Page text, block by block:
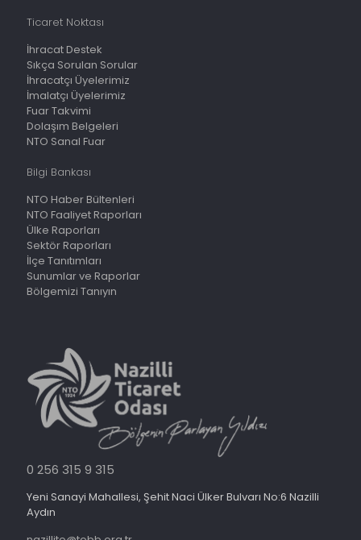
Ticaret Noktası
İhracat Destek
Sıkça Sorulan Sorular
İhracatçı Üyelerimiz
İmalatçı Üyelerimiz
Fuar Takvimi
Dolaşım Belgeleri
NTO Sanal Fuar
Bilgi Bankası
NTO Haber Bültenleri
NTO Faaliyet Raporları
Ülke Raporları
Sektör Raporları
İlçe Tanıtımları
Sunumlar ve Raporlar
Bölgemizi Tanıyın
0 256 315 9 315
Yeni Sanayi Mahallesi, Şehit Naci Ülker Bulvarı No:6 Nazilli
Aydın